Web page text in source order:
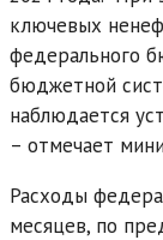
ключевых
федерального
бюджетной
наблюдается
– отмечает
Расходы
месяцев, по